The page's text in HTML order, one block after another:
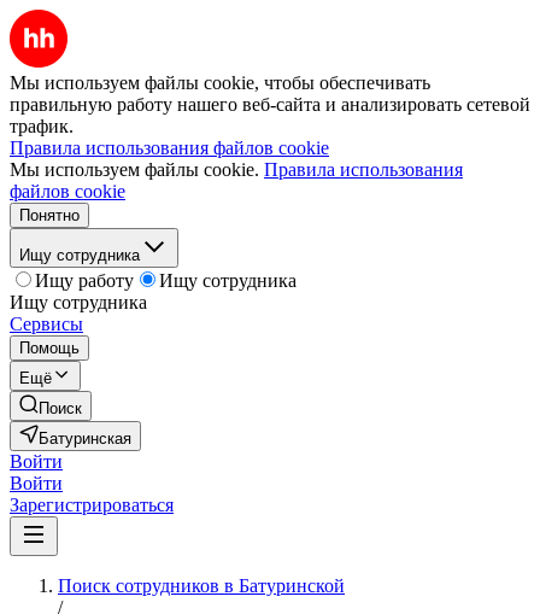
Мы используем файлы cookie, чтобы обеспечивать
правильную работу нашего веб-сайта и анализировать сетевой
трафик.
Правила использования файлов cookie
Мы используем файлы cookie. Правила использования
файлов cookie
Понятно
Ищу сотрудника
Ищу работу
Ищу сотрудника
Ищу сотрудника
Сервисы
Помощь
Ещё
Поиск
Батуринская
Войти
Войти
Зарегистрироваться
Поиск сотрудников в Батуринской
/